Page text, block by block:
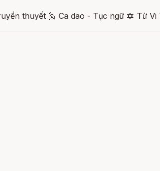
thuyết 🙋 Ca dao - Tục ngữ 🔯 Tử Vi